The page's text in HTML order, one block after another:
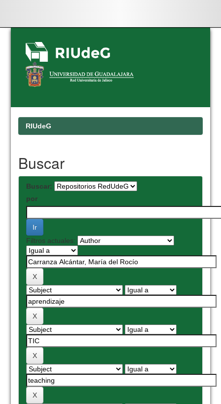
Skip
navigation
RIUdeG
Buscar
Buscar:
por
Filtros actuales: